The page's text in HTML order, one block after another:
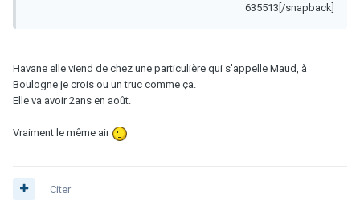
635513[/snapback]
Havane elle viend de chez une particulière qui s'appelle Maud, à
Boulogne je crois ou un truc comme ça.
Elle va avoir 2ans en août.
Vraiment le même air
Citer